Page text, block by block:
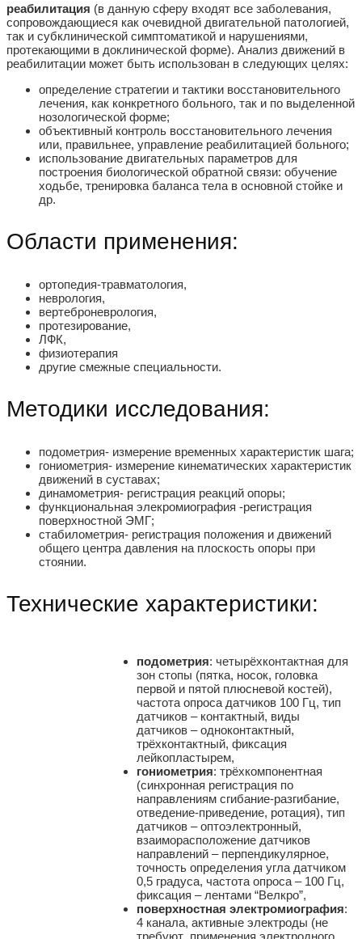
реабилитация (в данную сферу входят все заболевания,
сопровождающиеся как очевидной двигательной патологией,
так и субклинической симптоматикой и нарушениями,
протекающими в доклинической форме). Анализ движений в
реабилитации может быть использован в следующих целях:
определение стратегии и тактики восстановительного
лечения, как конкретного больного, так и по выделенной
нозологической форме;
объективный контроль восстановительного лечения
или, правильнее, управление реабилитацией больного;
использование двигательных параметров для
построения биологической обратной связи: обучение
ходьбе, тренировка баланса тела в основной стойке и
др.
Области применения:
ортопедия-травматология,
неврология,
вертеброневрология,
протезирование,
ЛФК,
физиотерапия
другие смежные специальности.
Методики исследования:
подометрия- измерение временных характеристик шага;
гониометрия- измерение кинематических характеристик
движений в суставах;
динамометрия- регистрация реакций опоры;
функциональная элекромиография -регистрация
поверхностной ЭМГ;
стабилометрия- регистрация положения и движений
общего центра давления на плоскость опоры при
стоянии.
Технические характеристики:
подометрия: четырёхконтактная для
зон стопы (пятка, носок, головка
первой и пятой плюсневой костей),
частота опроса датчиков 100 Гц, тип
датчиков – контактный, виды
датчиков – одноконтактный,
трёхконтактный, фиксация
лейкопластырем,
гониометрия: трёхкомпонентная
(синхронная регистрация по
направлениям сгибание-разгибание,
отведение-приведение, ротация), тип
датчиков – оптоэлектронный,
взаиморасположение датчиков
направлений – перпендикулярное,
точность определения угла датчиком
0,5 градуса, частота опроса – 100 Гц,
фиксация – лентами “Велкро”,
поверхностная электромиография:
4 канала, активные электроды (не
требуют применения электродного